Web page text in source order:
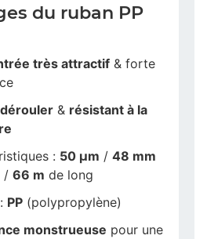
du ruban PP
très attractif & forte
& résistant à la
: 50 µm / 48 mm
/ 66 m de long
PP (polypropylène)
monstrueuse pour une